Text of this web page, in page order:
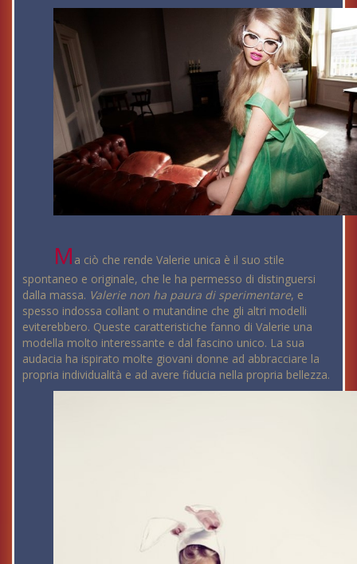
M a ciò che rende Valerie unica è il suo stile
spontaneo e originale, che le ha permesso di distinguersi
dalla massa. Valerie non ha paura di sperimentare, e
spesso indossa collant o mutandine che gli altri modelli
eviterebbero. Queste caratteristiche fanno di Valerie una
modella molto interessante e dal fascino unico. La sua
audacia ha ispirato molte giovani donne ad abbracciare la
propria individualità e ad avere fiducia nella propria bellezza.